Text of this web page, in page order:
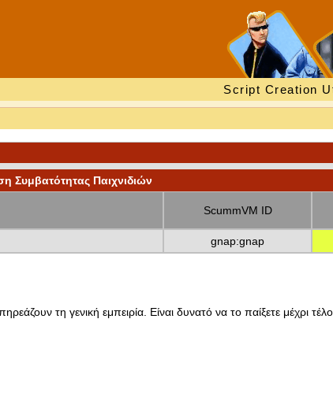
Script Creation
Συμβατότητας Παιχνιδιών
ScummVM ID
gnap:gnap
τη γενική εμπειρία. Είναι δυνατό να το παίξετε μέχρι